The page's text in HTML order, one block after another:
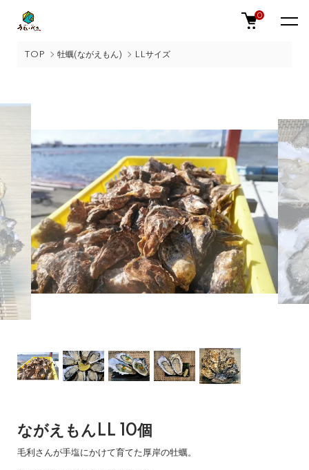
0
TOP 牡蠣(ながえもん) LLサイズ
ながえもんLL 10個
毛利さんが手塩にかけて育てた厚岸の牡蠣。